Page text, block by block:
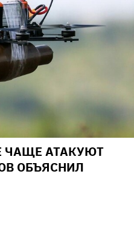
ЧАЩЕ АТАКУЮТ
ОБЪЯСНИЛ